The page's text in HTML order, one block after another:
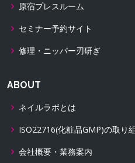
原宿プレスルーム
セミナー予約サイト
修理・ニッパー刃研ぎ
ABOUT
ネイルラボとは
ISO22716(化粧品GMP)の取り
会社概要・業務案内